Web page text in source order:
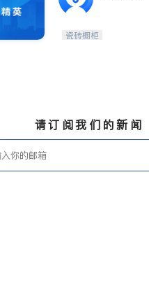
瓷砖橱柜
请订阅我们的新闻